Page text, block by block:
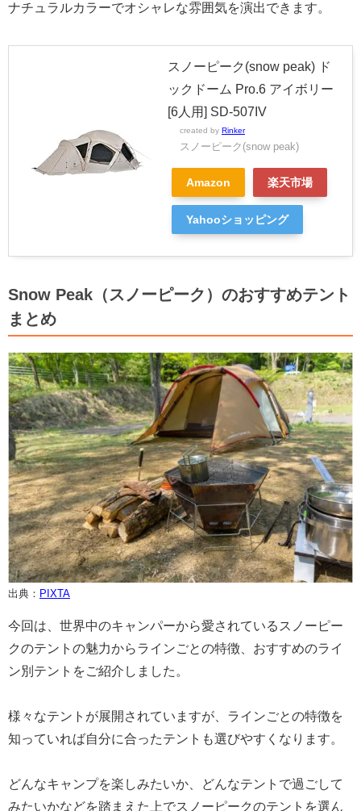
ナチュラルカラーでオシャレな雰囲気を演出できます。
スノーピーク(snow peak) ド
ックドーム Pro.6 アイボリー
[6人用] SD-507IV
created by Rinker
スノーピーク(snow peak)
Amazon 楽天市場
Yahooショッピング
Snow Peak（スノーピーク）のおすすめテント
まとめ
出典： PIXTA
今回は、世界中のキャンパーから愛されているスノーピー
クのテントの魅力からラインごとの特徴、おすすめのライ
ン別テントをご紹介しました。
様々なテントが展開されていますが、ラインごとの特徴を
知っていれば自分に合ったテントも選びやすくなります。
どんなキャンプを楽しみたいか、どんなテントで過ごして
みたいかなどを踏まえた上でスノーピークのテントを選ん